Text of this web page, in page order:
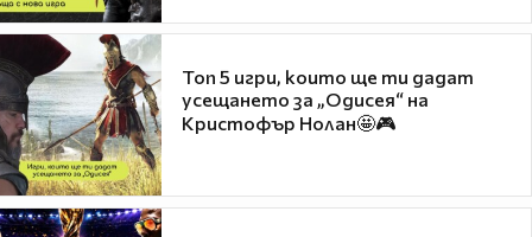
Топ 5 игри, които ще ти дадат
усещането за „Одисея“ на
Кристофър Нолан🤩🎮